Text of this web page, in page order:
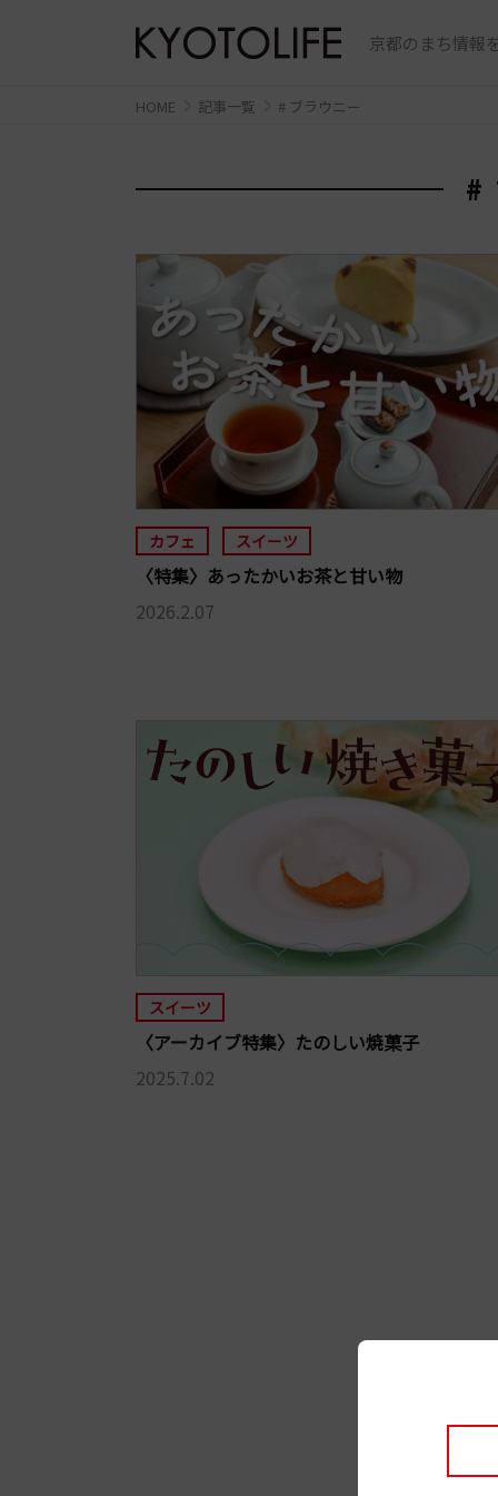
京都のまち情報
HOME 記事一覧 # ブラウニー
#
カフェ スイーツ
〈特集〉あったかいお茶と甘い物
2026.2.07
スイーツ
〈アーカイブ特集〉たのしい焼菓子
2025.7.02